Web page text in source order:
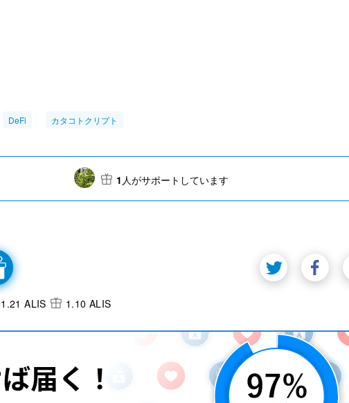
DeFi カタコトクリプト
1 人がサポートしています
ALIS 1.10 ALIS